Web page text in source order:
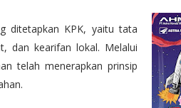
ditetapkan KPK, yaitu tata
dan kearifan lokal. Melalui
telah menerapkan prinsip